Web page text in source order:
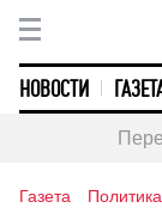
НОВОСТИ
Газета Политика